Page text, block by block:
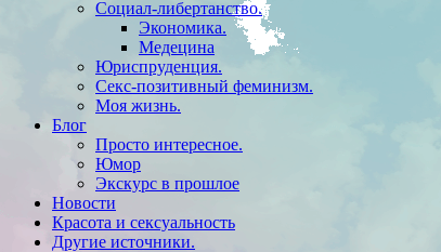
Социал-либертанство.
Экономика.
Медецина
Юриспруденция.
Секс-позитивный феминизм.
Моя жизнь.
Блог
Просто интересное.
Юмор
Экскурс в прошлое
Новости
Красота и сексуальность
Другие источники.